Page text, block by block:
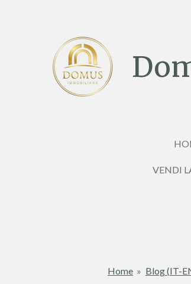
VENDI
Home » Blog (IT-